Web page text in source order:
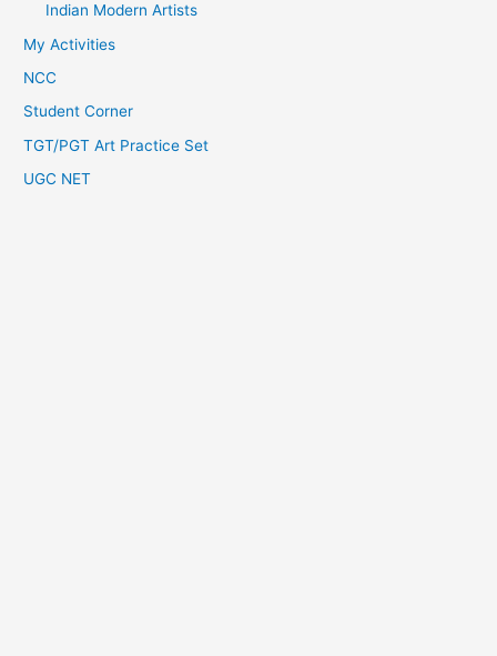
Indian Modern Artists
My Activities
NCC
Student Corner
TGT/PGT Art Practice Set
UGC NET